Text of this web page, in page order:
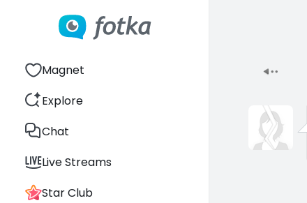
Magnet
Explore
Chat
Live Streams
Star Club